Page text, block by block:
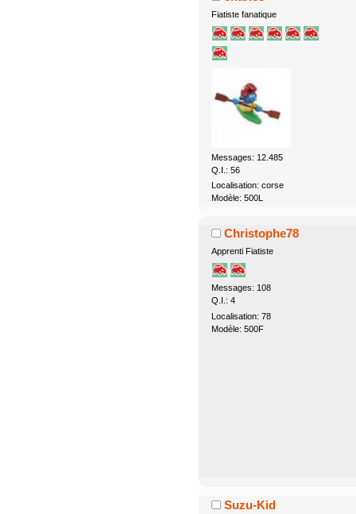
Fiatiste fanatique
Messages: 12.485
Q.I.: 56
Localisation: corse
Modèle: 500L
Christophe78
Apprenti Fiatiste
Messages: 108
Q.I.: 4
Localisation: 78
Modèle: 500F
Suzu-Kid